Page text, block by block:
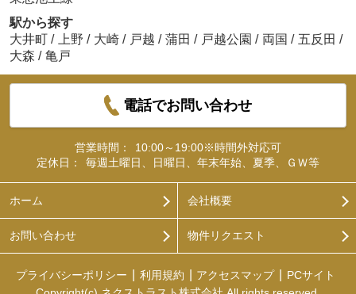
駅から探す
大井町 / 上野 / 大崎 / 戸越 / 蒲田 / 戸越公園 / 両国 / 五反田 /
大森 / 亀戸
電話でお問い合わせ
営業時間：
10:00～19:00※時間外対応可
定休日：
毎週土曜日、日曜日、年末年始、夏季、ＧＷ等
ホーム 会社概要
お問い合わせ 物件リクエスト
プライバシーポリシー 利用規約 アクセスマップ
PCサイト